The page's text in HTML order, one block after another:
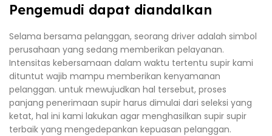
Pengemudi dapat diandalkan
Selama bersama pelanggan, seorang driver adalah simbol
perusahaan yang sedang memberikan pelayanan.
Intensitas kebersamaan dalam waktu tertentu supir kami
dituntut wajib mampu memberikan kenyamanan
pelanggan. untuk mewujudkan hal tersebut, proses
panjang penerimaan supir harus dimulai dari seleksi yang
ketat, hal ini kami lakukan agar menghasilkan supir supir
terbaik yang mengedepankan kepuasan pelanggan.